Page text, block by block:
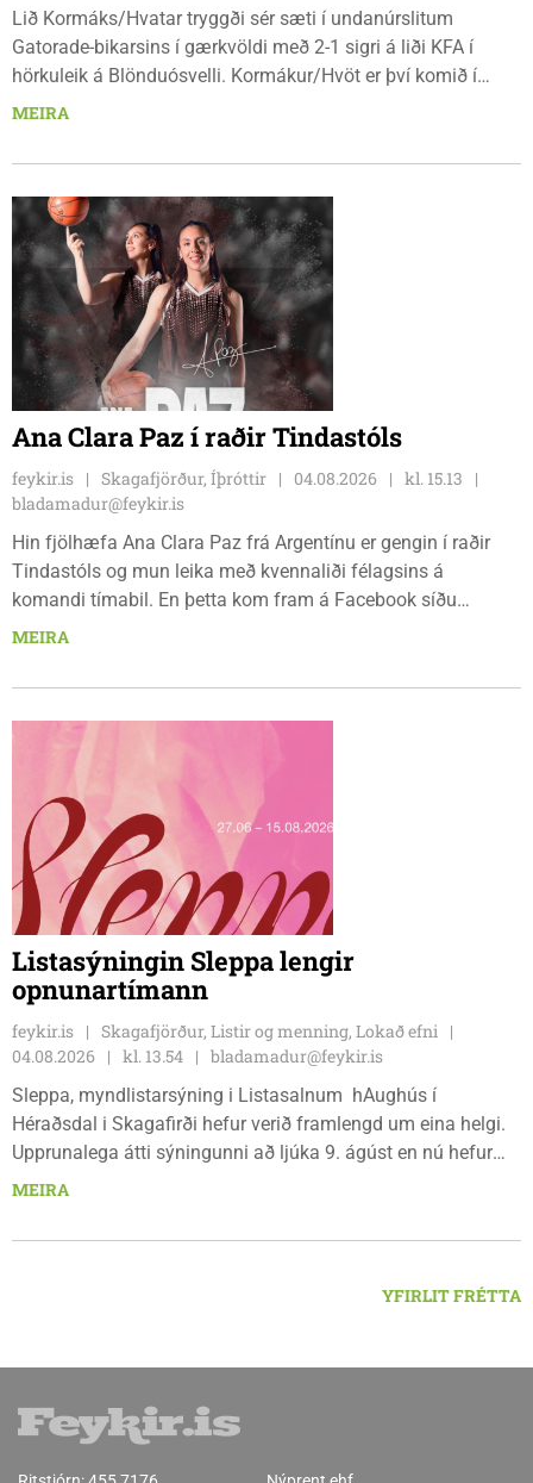
Lið Kormáks/Hvatar tryggði sér sæti í undanúrslitum
Gatorade-bikarsins í gærkvöldi með 2-1 sigri á liði KFA í
hörkuleik á Blönduósvelli. Kormákur/Hvöt er því komið í
undanúrslitin annað árið í röð, en ásamt þeim verða
verður.
MEIRA
Ana Clara Paz í raðir Tindastóls
feykir.is Skagafjörður, Íþróttir 04.08.2026
kl. 15.13
bladamadur@feykir.is
Hin fjölhæfa Ana Clara Paz frá Argentínu er gengin í raðir
Tindastóls og mun leika með kvennaliði félagsins á
komandi tímabil. En þetta kom fram á Facebook síðu
Körfuknattleiksdeildarinnar fyrr í dag. Paz þekkir íslenska
og metnaðarfullt lið Stólanna.
MEIRA
Listasýningin Sleppa lengir
opnunartímann
feykir.is
Skagafjörður, Listir og menning, Lokað efni
04.08.2026
kl. 13.54
bladamadur@feykir.is
Sleppa, myndlistarsýning i Listasalnum hAughús í
Héraðsdal i Skagafirði hefur verið framlengd um eina helgi.
Upprunalega átti sýningunni að ljúka 9. ágúst en nú hefur
opnunartíminn verið framlengdur til 15. ágúst. Opið er á
MEIRA
YFIRLIT FRÉTTA